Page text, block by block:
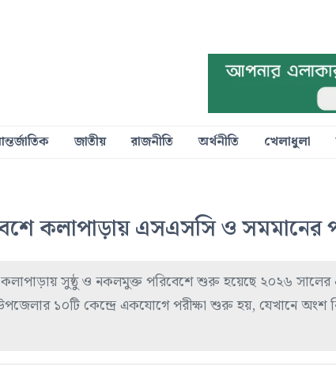
জাতীয় রাজনীতি অর্থনীতি খেলাধুলা
কলাপাড়ায় এসএসসি ও সমমানের
কলাপাড়ায় সুষ্ঠু ও নকলমুক্ত পরিবেশে শুরু হয়েছে ২০২৬
১০টি কেন্দ্রে একযোগে পরীক্ষা শুরু হয়, যেখানে অংশ